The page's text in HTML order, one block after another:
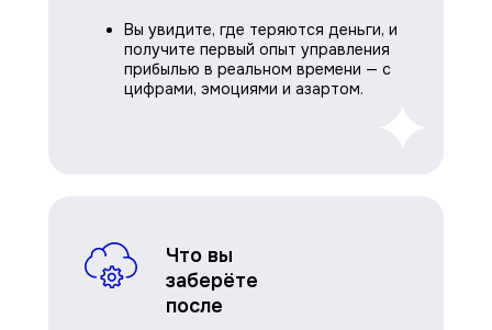
Что вы
заберёте
после
Вы увидите, где теряются деньги, и
получите первый опыт управления
прибылью в реальном времени — с
цифрами, эмоциями и азартом.